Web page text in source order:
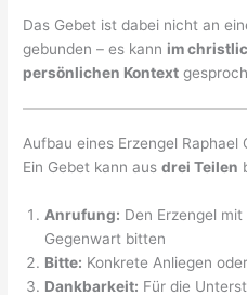
Das Gebet ist dabei nicht an
gebunden – es kann im
persönlichen Kontext
Aufbau eines Erzengel Raphael
Ein Gebet kann ausdrei Teilen
Anrufung: Den Erzengel
Gegenwart bitten
Bitte: Konkrete Anliegen
Dankbarkeit: Für die